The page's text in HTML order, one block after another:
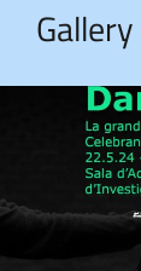
Gallery